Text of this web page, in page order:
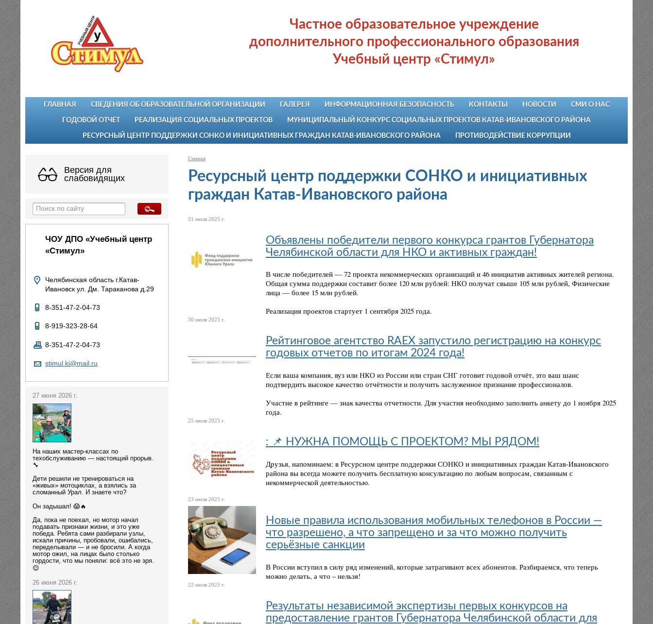
Частное образовательное учреждение
дополнительного профессионального образования
Учебный центр «Стимул»
ГЛАВНАЯ СВЕДЕНИЯ ОБ ОБРАЗОВАТЕЛЬНОЙ ОРГАНИЗАЦИИ ГАЛЕРЕЯ ИНФОРМАЦИОННАЯ БЕЗОПАСНОСТЬ КОНТАКТЫ НОВОСТИ СМИ О НАС
ГОДОВОЙ ОТЧЕТ РЕАЛИЗАЦИЯ СОЦИАЛЬНЫХ ПРОЕКТОВ МУНИЦИПАЛЬНЫЙ КОНКУРС СОЦИАЛЬНЫХ ПРОЕКТОВ КАТАВ-ИВАНОВСКОГО РАЙОНА
РЕСУРСНЫЙ ЦЕНТР ПОДДЕРЖКИ СОНКО И ИНИЦИАТИВНЫХ ГРАЖДАН КАТАВ-ИВАНОВСКОГО РАЙОНА ПРОТИВОДЕЙСТВИЕ КОРРУПЦИИ
Версия для
слабовидящих
ЧОУ ДПО «Учебный центр
«Стимул»
Челябинская область г.Катав-
Ивановск ул. Дм. Тараканова д.29
8-351-47-2-04-73
8-919-323-28-64
8-351-47-2-04-73
stimul.ki@mail.ru
27 июня 2026 г.
На наших мастер-классах по
техобслуживанию — настоящий прорыв.
🔧
Дети решили не тренироваться на
«живых» мотоциклах, а взялись за
сломанный Урал. И знаете что?
Он задышал! 😱🔥
Да, пока не поехал, но мотор начал
подавать признаки жизни, и это уже
победа. Ребята сами разбирали узлы,
искали причины, пробовали, ошибались,
переделывали — и не бросили. А когда
мотор ожил, на лицах было столько
гордости, что мы поняли: всё это не зря.
😌
26 июня 2026 г.
Главная
Ресурсный центр поддержки СОНКО и инициативных
граждан Катав-Ивановского района
31 июля 2025 г.
Объявлены победители первого конкурса грантов Губернатора
Челябинской области для НКО и активных граждан!
В числе победителей — 72 проекта некоммерческих организаций и 46 инициатив активных жителей региона.
Общая сумма поддержки составит более 120 млн рублей: НКО получат свыше 105 млн рублей, Физические
лица — более 15 млн рублей.
Реализация проектов стартует 1 сентября 2025 года.
30 июля 2025 г.
Рейтинговое агентство RAEX запустило регистрацию на конкурс
годовых отчетов по итогам 2024 года!
Если ваша компания, вуз или НКО из России или стран СНГ готовит годовой отчёт, это ваш шанс
подтвердить высокое качество отчётности и получить заслуженное признание профессионалов.
Участие в рейтинге — знак качества отчетности. Для участия необходимо заполнить анкету до 1 ноября 2025
года.
25 июля 2025 г.
: 📌 НУЖНА ПОМОЩЬ С ПРОЕКТОМ? МЫ РЯДОМ!
Друзья, напоминаем: в Ресурсном центре поддержки СОНКО и инициативных граждан Катав-Ивановского
района вы всегда можете получить бесплатную консультацию по любым вопросам, связанным с
некоммерческой деятельностью.
23 июля 2025 г.
Новые правила использования мобильных телефонов в России —
что разрешено, а что запрещено и за что можно получить
серьёзные санкции
В России вступил в силу ряд изменений, которые затрагивают всех абонентов. Разбираемся, что теперь
можно делать, а что – нельзя!
22 июля 2025 г.
Результаты независимой экспертизы первых конкурсов на
предоставление грантов Губернатора Челябинской области для